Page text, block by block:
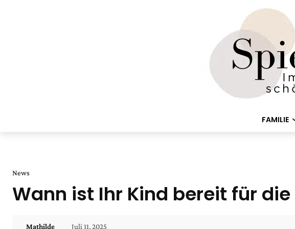
FAMILIE
News
Wann ist Ihr Kind bereit für
Mathilde Juli 11, 2025